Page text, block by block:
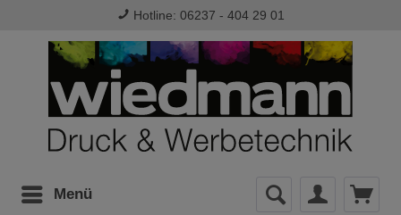
Hotline: 06237 - 404 29 01
Menü